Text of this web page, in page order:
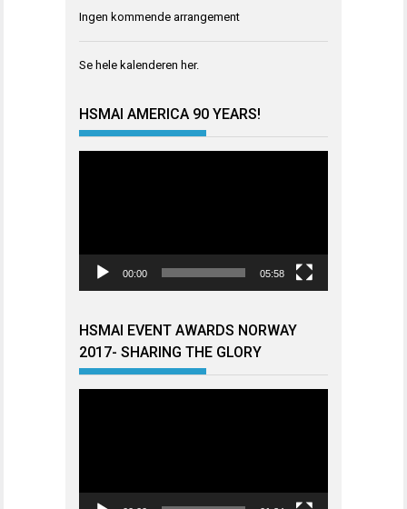
Ingen kommende arrangement
Se hele kalenderen her.
HSMAI AMERICA 90 YEARS!
00:00 05:58
HSMAI EVENT AWARDS NORWAY
2017- SHARING THE GLORY